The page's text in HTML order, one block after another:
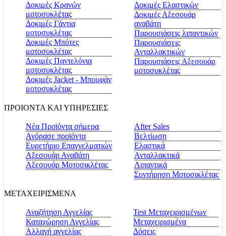
Δοκιμές Κρανών
μοτοσυκλέτας
Δοκιμές Γάντια
μοτοσυκλέτας
Δοκιμές Μπότες
μοτοσυκλέτας
Δοκιμές Παντελόνια
μοτοσυκλέτας
Δοκιμές Jacket - Μπουφάν
μοτοσυκλέτας
Δοκιμές Ελαστικών
Δοκιμές Αξεσουάρ
αναβάτη
Παρουσιάσεις λιπαντικών
Παρουσιάσεις
Ανταλλακτικών
Παρουσιάσεις Αξεσουάρ
μοτοσυκλέτας
ΠΡΟΙΟΝΤΑ ΚΑΙ ΥΠΗΡΕΣΙΕΣ
Νέα Προϊόντα σήμερα
Αγόρασε προϊόντα
Ευρετήριο Επαγγελματιών
Αξεσουάρ Αναβάτη
Αξεσουάρ Μοτοσικλέτας
Αfter Sales
Βελτίωση
Ελαστικά
Ανταλλακτικά
Λιπαντικά
Συντήρηση Μοτοσικλέτας
ΜΕΤΑΧΕΙΡΙΣΜΕΝΑ
Αναζήτηση Αγγελίας
Καταχώρηση Αγγελίας
Αλλαγή αγγελίας
Test Μεταχειρισμένων
Μεταχειρισμένα
Δόσεις